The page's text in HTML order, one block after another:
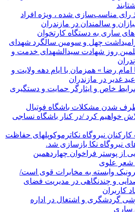
مناسب‌سازی شده ، ویژه افراد
و سالمندان در مازندران
ساری به دستگاه کارتخوان
چهل و سومین سالگرد شهدای
۱۳۶۰و چهلمین روز شهادت سیدالشهدای خدمت و
رضا » همزمان با ایام دهه ولایت و
غدیر در مازندران
خاص و ایثارگر حمایت و دستگیری
شدن مشکلات باشگاه فوتبال
خواهیم کرد /در کنار باشگاه نساجی
نیروگاه نکاترموکوپلهای حفاظت
نیروگاه نکا بازسازی شد.
از پوستر فراخوان چهاردهمین
شعر علوی
وابسته به مخابرات قوی است/
و چندنگاهی در مدیریت فضای
کاربران
گردشگری و اشتغال در اداره
ساری